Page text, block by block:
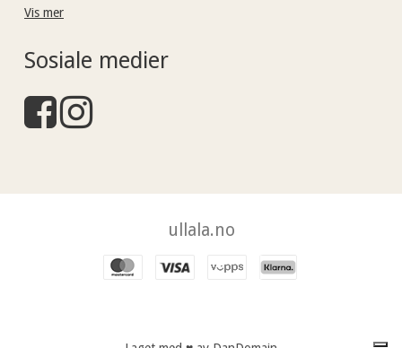
Vis mer
Sosiale medier
ullala.no